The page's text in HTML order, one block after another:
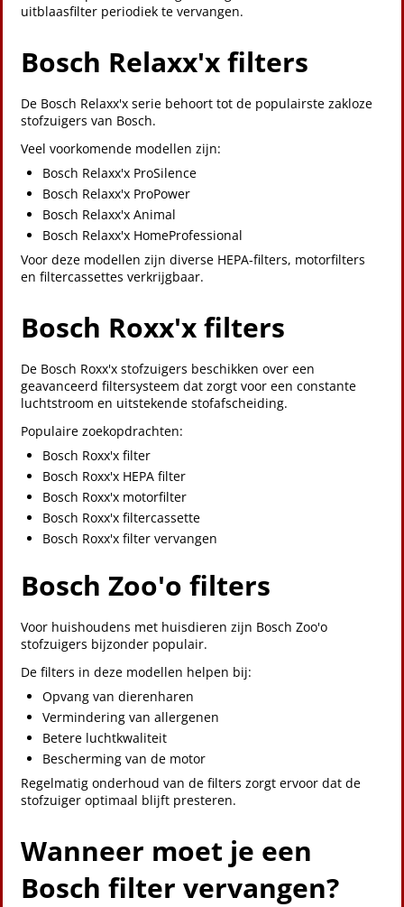
uitblaasfilter periodiek te vervangen.
Bosch Relaxx'x filters
De Bosch Relaxx'x serie behoort tot de populairste zakloze
stofzuigers van Bosch.
Veel voorkomende modellen zijn:
Bosch Relaxx'x ProSilence
Bosch Relaxx'x ProPower
Bosch Relaxx'x Animal
Bosch Relaxx'x HomeProfessional
Voor deze modellen zijn diverse HEPA-filters, motorfilters
en filtercassettes verkrijgbaar.
Bosch Roxx'x filters
De Bosch Roxx'x stofzuigers beschikken over een
geavanceerd filtersysteem dat zorgt voor een constante
luchtstroom en uitstekende stofafscheiding.
Populaire zoekopdrachten:
Bosch Roxx'x filter
Bosch Roxx'x HEPA filter
Bosch Roxx'x motorfilter
Bosch Roxx'x filtercassette
Bosch Roxx'x filter vervangen
Bosch Zoo'o filters
Voor huishoudens met huisdieren zijn Bosch Zoo'o
stofzuigers bijzonder populair.
De filters in deze modellen helpen bij:
Opvang van dierenharen
Vermindering van allergenen
Betere luchtkwaliteit
Bescherming van de motor
Regelmatig onderhoud van de filters zorgt ervoor dat de
stofzuiger optimaal blijft presteren.
Wanneer moet je een
Bosch filter vervangen?